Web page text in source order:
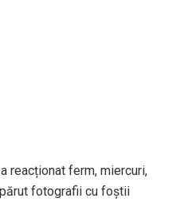
reacționat ferm, miercuri,
fotografii cu foștii